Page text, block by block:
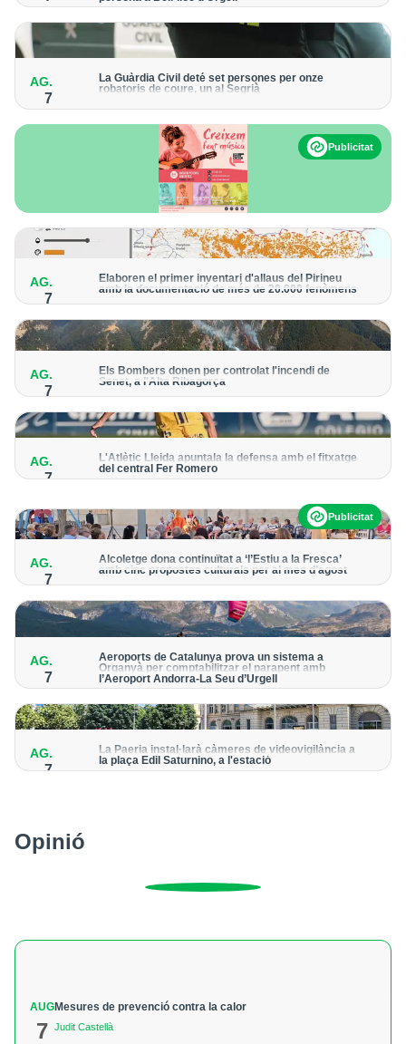
forma progressiva
AG.
7
La Guàrdia Civil deté set persones per onze
robatoris de coure, un al Segrià
Publicitat
AG.
7
Elaboren el primer inventari d'allaus del Pirineu
amb la documentació de més de 20.000 fenòmens
Obra de l'Institut Cartogràfic i Geològic de Catalunya, amb
AG.
7
Els Bombers donen per controlat l'incendi de
Senet, a l'Alta Ribagorça
El cos manté la vigilància de la zona amb drons i mitjans aeris
AG.
7
L'Atlètic Lleida apuntala la defensa amb el fitxatge
del central Fer Romero
Publicitat
AG.
7
Alcoletge dona continuïtat a ‘l’Estiu a la Fresca’
amb cinc propostes culturals per al mes d’agost
Un dels grans protagonistes de la programació serà
AG.
7
Aeroports de Catalunya prova un sistema a
Organyà per comptabilitzar el parapent amb
l’Aeroport Andorra-La Seu d’Urgell
mòbil per donar pas als avions amb vols instrumentals
AG.
7
La Paeria instal·larà càmeres de videovigilància a
la plaça Edil Saturnino, a l'estació
Opinió
AUG
7
Mesures de prevenció contra la calor
Judit Castellà